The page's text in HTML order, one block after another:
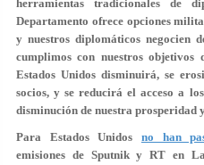
herramientas tradicionales de
Departamento ofrece opciones
y nuestros diplomáticos negocien
cumplimos con nuestros
Estados Unidos disminuirá, se
socios, y se reducirá el acceso a
disminución de nuestra prosperidad
Para Estados Unidos no han
emisiones de Sputnik y RT en